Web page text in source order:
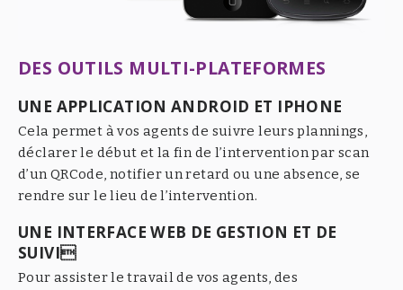
DES OUTILS MULTI-PLATEFORMES
UNE APPLICATION ANDROID ET IPHONE
Cela permet à vos agents de suivre leurs plannings,
déclarer le début et la fin de l’intervention par scan
d’un QRCode, notifier un retard ou une absence, se
rendre sur le lieu de l’intervention.
UNE INTERFACE WEB DE GESTION ET DE
SUIVI
Pour assister le travail de vos agents, des